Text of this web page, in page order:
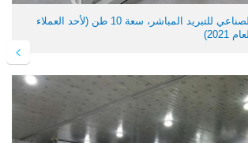
آلة إنتاج كتل الثلج الصناعي للتبريد المباشر، سعة 10 طن (لأحد العملاء